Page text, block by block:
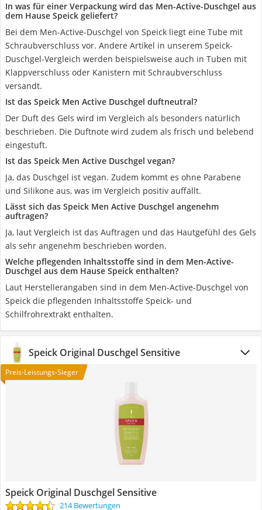
In was für einer Verpackung wird das Men-Active-Duschgel aus
dem Hause Speick geliefert?
Bei dem Men-Active-Duschgel von Speick liegt eine Tube mit
Schraubverschluss vor. Andere Artikel in unserem Speick-
Duschgel-Vergleich werden beispielsweise auch in Tuben mit
Klappverschluss oder Kanistern mit Schraubverschluss
versandt.
Ist das Speick Men Active Duschgel duftneutral?
Der Duft des Gels wird im Vergleich als besonders natürlich
beschrieben. Die Duftnote wird zudem als frisch und belebend
eingestuft.
Ist das Speick Men Active Duschgel vegan?
Ja, das Duschgel ist vegan. Zudem kommt es ohne Parabene
und Silikone aus, was im Vergleich positiv auffällt.
Lässt sich das Speick Men Active Duschgel angenehm
auftragen?
Ja, laut Vergleich ist das Auftragen und das Hautgefühl des Gels
als sehr angenehm beschrieben worden.
Welche pflegenden Inhaltsstoffe sind in dem Men-Active-
Duschgel aus dem Hause Speick enthalten?
Laut Herstellerangaben sind in dem Men-Active-Duschgel von
Speick die pflegenden Inhaltsstoffe Speick- und
Schilfrohrextrakt enthalten.
Speick Original Duschgel Sensitive
Preis-Leistungs-Sieger
Speick Original Duschgel Sensitive
214 Bewertungen